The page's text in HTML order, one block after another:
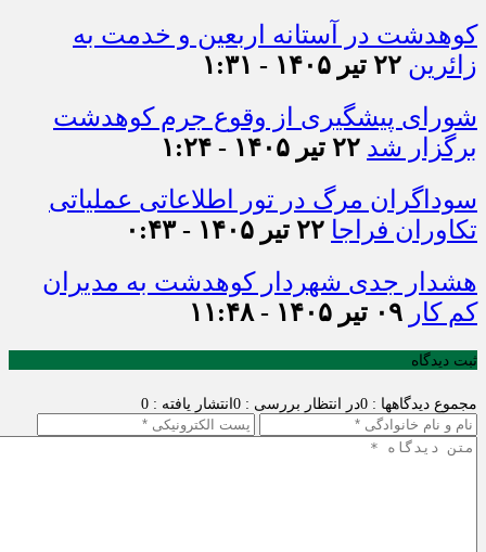
کوهدشت در آستانه اربعین و خدمت‌ به
زائرین ۲۲ تیر ۱۴۰۵ - ۱:۳۱
شورای پیشگیری از وقوع جرم کوهدشت
برگزار شد ۲۲ تیر ۱۴۰۵ - ۱:۲۴
سوداگران مرگ در تور اطلاعاتی عملیاتی
تکاوران فراجا ۲۲ تیر ۱۴۰۵ - ۰:۴۳
هشدار جدی شهردار کوهدشت به مدیران
کم کار ۰۹ تیر ۱۴۰۵ - ۱۱:۴۸
ثبت دیدگاه
مجموع دیدگاهها : 0 در انتظار بررسی : 0 انتشار یافته : 0